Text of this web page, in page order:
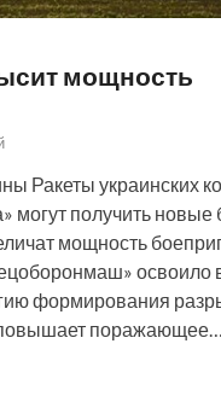
мощность
Ракеты украинских
могут получить
мощность
освоило
формирования
повышает поражающее…